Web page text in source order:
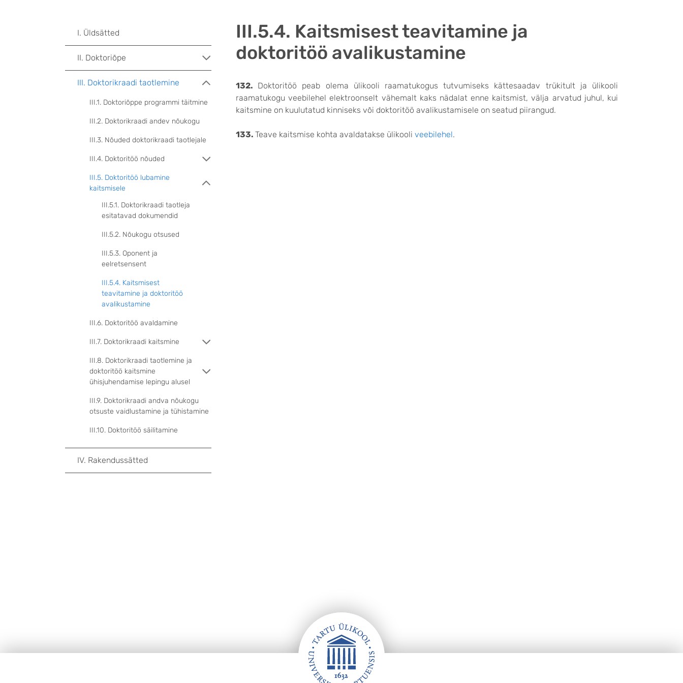
III.5.4. Kaitsmisest teavitamine ja
doktoritöö avalikustamine
132. Doktoritöö peab olema ülikooli raamatukogus tutvumiseks kättesaadav trükitult ja ülikooli
raamatukogu veebilehel elektroonselt vähemalt kaks nädalat enne kaitsmist, välja arvatud juhul, kui
kaitsmine on kuulutatud kinniseks või doktoritöö avalikustamisele on seatud piirangud.
133. Teave kaitsmise kohta avaldatakse ülikooli veebilehel.
I. Üldsätted
II. Doktoriõpe
III. Doktorikraadi taotlemine
III.1. Doktoriõppe programmi täitmine
III.2. Doktorikraadi andev nõukogu
III.3. Nõuded doktorikraadi taotlejale
III.4. Doktoritöö nõuded
III.5. Doktoritöö lubamine
kaitsmisele
III.5.1. Doktorikraadi taotleja
esitatavad dokumendid
III.5.2. Nõukogu otsused
III.5.3. Oponent ja
eelretsensent
III.5.4. Kaitsmisest
teavitamine ja doktoritöö
avalikustamine
III.6. Doktoritöö avaldamine
III.7. Doktorikraadi kaitsmine
III.8. Doktorikraadi taotlemine ja
doktoritöö kaitsmine
ühisjuhendamise lepingu alusel
III.9. Doktorikraadi andva nõukogu
otsuste vaidlustamine ja tühistamine
III.10. Doktoritöö säilitamine
IV. Rakendussätted